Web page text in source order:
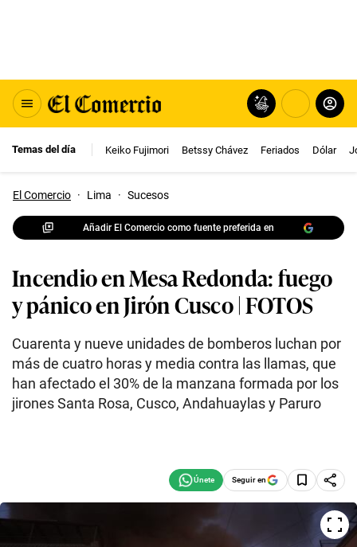
Temas del día Keiko Fujimori Betssy Chávez Feriados Dólar
El Comercio · Lima · Sucesos
Añadir El Comercio como fuente preferida en
Incendio en Mesa Redonda: fuego
y pánico en Jirón Cusco | FOTOS
Cuarenta y nueve unidades de bomberos luchan por
más de cuatro horas y media contra las llamas, que
han afectado el 30% de la manzana formada por los
jirones Santa Rosa, Cusco, Andahuaylas y Paruro
Seguir en